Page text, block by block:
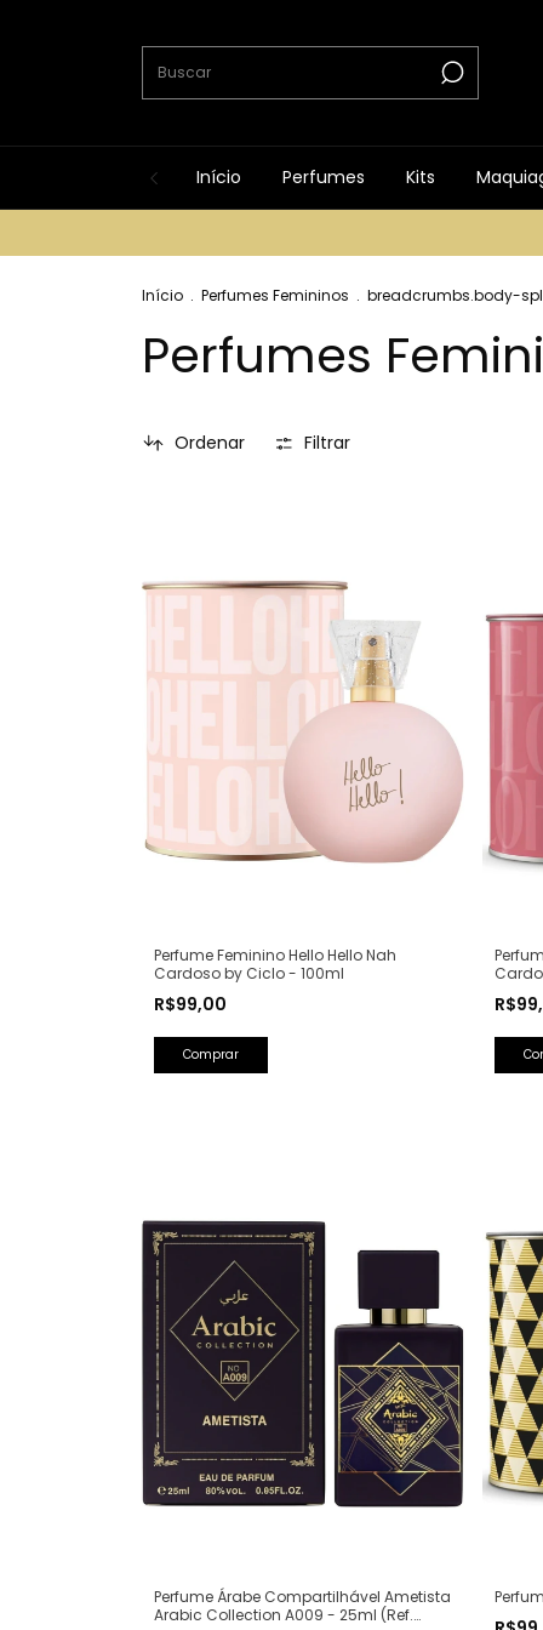
Início Perfumes Kits
Início . Perfumes Femininos . breadcrumbs.body-
Perfumes
Ordenar Filtrar
Perfume Feminino Hello Hello Nah
Cardoso by Ciclo - 100ml
R$99,00
Perfume Árabe Compartilhável Ametista
Arabic Collection A009 - 25ml (Ref.